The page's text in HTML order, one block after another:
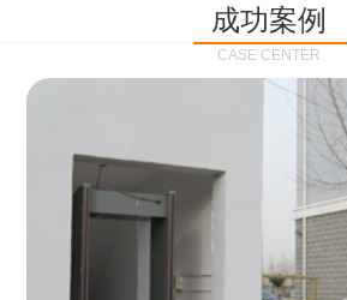
作站也能自动为执法记录仪
记录仪的贴心小"保姆"。随
高，行政执法行为更加"阳光
以随时调取证据视频，精准
的展示给行政相对人看，有
城管执法行为的误解，树立
定位模块，可通过移动网络
控中心，在平台的电子地图
置，实时查看执法人员到岗
调配周边执法人员。同时，
份证查验等拓展功能，在实
能广泛应用于交警公安执法
海关执法、路政、质量监督
监督、公路铁路等各个领域
成功案例
CASE CENTER